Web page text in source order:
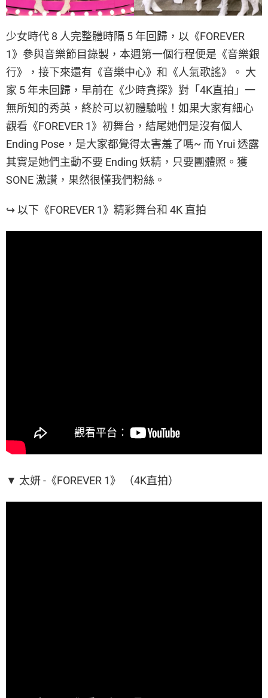
少女時代 8 人完整體時隔 5 年回歸，以《FOREVER
1》參與音樂節目錄製，本週第一個行程便是《音樂銀
行》，接下來還有《音樂中心》和《人氣歌謠》。 大
家 5 年未回歸，早前在《少時貪探》對「4K直拍」一
無所知的秀英，終於可以初體驗啦！如果大家有細心
觀看《FOREVER 1》初舞台，結尾她們是沒有個人
Ending Pose，是大家都覺得太害羞了嗎~ 而 Yrui 透露
其實是她們主動不要 Ending 妖精，只要團體照。獲
SONE 激讚，果然很懂我們粉絲。
↪ 以下《FOREVER 1》精彩舞台和 4K 直拍
▼ 太妍 -《FOREVER 1》 （4K直拍）